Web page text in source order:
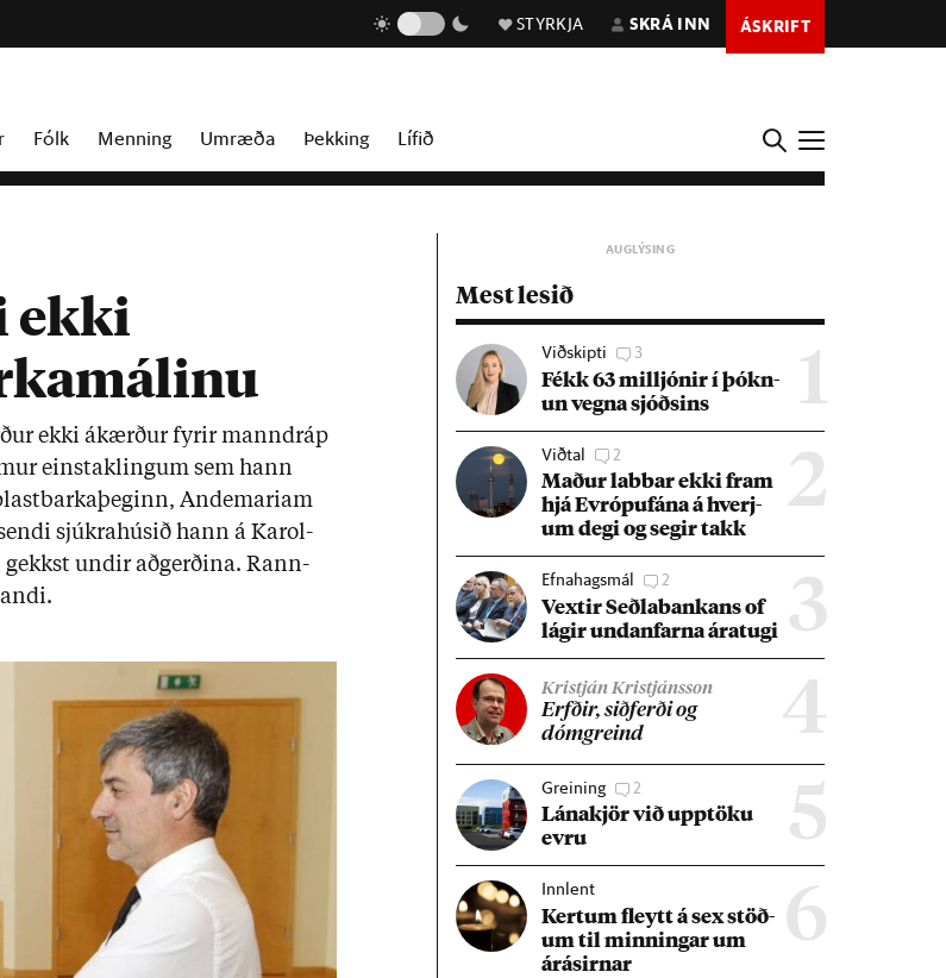
STYRKJA SKRÁ INN ÁSKRIFT
Fólk Menning Umræða Þekking Lífið
ekki
ekki ákærð­ur fyr­ir mann­dráp
ein­stak­ling­um sem hann
And­emariam
sjúkra­hús­ið hann á Karol­
und­ir að­gerð­ina. Rann­
Mest lesið
1
Viðskipti 3
Fékk 63 millj­ón­ir í þókn­
un vegna sjóðs­ins
2
Viðtal 2
Mað­ur labb­ar ekki fram
hjá Evr­ópuf­ána á hverj­
um degi og seg­ir takk
3
Efnahagsmál 2
Vext­ir Seðla­bank­ans of
lág­ir und­an­farna ára­tugi
4
Kristján Kristjánsson
Erfð­ir, sið­ferði og
dómgreind
5
Greining 2
Lána­kjör við upp­töku
evru
6
Innlent
Kert­um fleytt á sex stöð­
um til minn­ing­ar um
árás­irn­ar